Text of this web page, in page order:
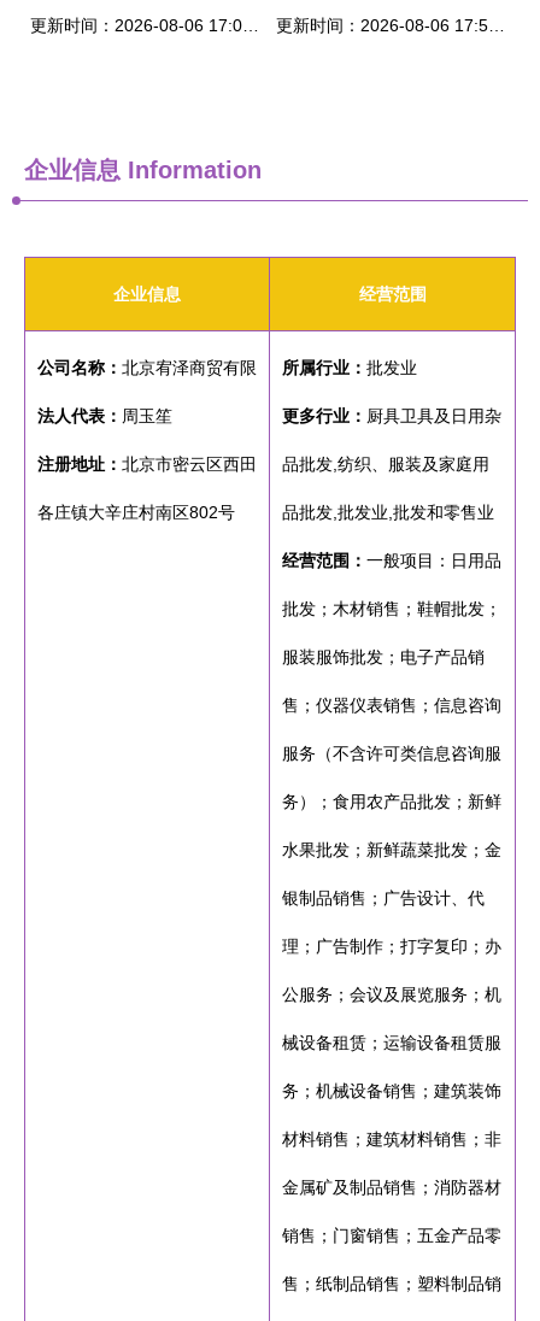
企业信息 Information
企业信息 经营范围
公司名称： 北京宥泽商贸有限
法人代表： 周玉笙
注册地址： 北京市密云区西田
各庄镇大辛庄村南区802号
所属行业： 批发业
更多行业： 厨具卫具及日用杂
品批发,纺织、服装及家庭用
品批发,批发业,批发和零售业
经营范围： 一般项目：日用品
批发；木材销售；鞋帽批发；
服装服饰批发；电子产品销
售；仪器仪表销售；信息咨询
服务（不含许可类信息咨询服
务）；食用农产品批发；新鲜
水果批发；新鲜蔬菜批发；金
银制品销售；广告设计、代
理；广告制作；打字复印；办
公服务；会议及展览服务；机
械设备租赁；运输设备租赁服
务；机械设备销售；建筑装饰
材料销售；建筑材料销售；非
金属矿及制品销售；消防器材
销售；门窗销售；五金产品零
售；纸制品销售；塑料制品销